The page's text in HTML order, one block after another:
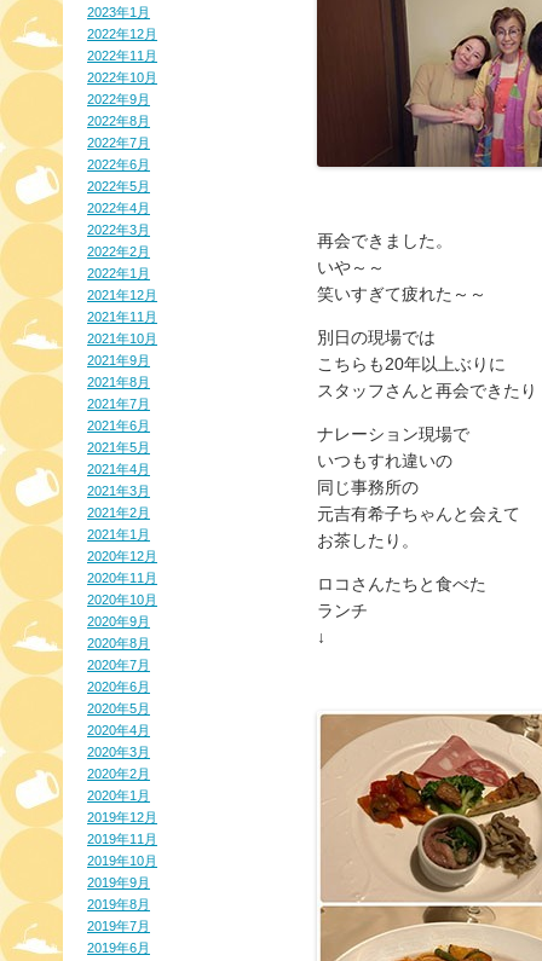
2023年1月
2022年12月
2022年11月
2022年10月
2022年9月
2022年8月
2022年7月
2022年6月
2022年5月
2022年4月
2022年3月
2022年2月
2022年1月
2021年12月
2021年11月
2021年10月
2021年9月
2021年8月
2021年7月
2021年6月
2021年5月
2021年4月
2021年3月
2021年2月
2021年1月
2020年12月
2020年11月
2020年10月
2020年9月
2020年8月
2020年7月
2020年6月
2020年5月
2020年4月
2020年3月
2020年2月
2020年1月
2019年12月
2019年11月
2019年10月
2019年9月
2019年8月
2019年7月
2019年6月
再会できました。
いや～～
笑いすぎて疲れた～～
別日の現場では
こちらも20年以上ぶりに
スタッフさんと再会できたり
ナレーション現場で
いつもすれ違いの
同じ事務所の
元吉有希子ちゃんと会えて
お茶したり。
ロコさんたちと食べた
ランチ
↓